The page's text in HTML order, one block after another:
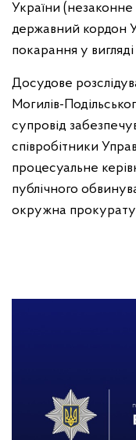
України
державний кордон
покарання у
Досудове
Могилів-
супровід
співробітники
процесуальне
публічного
окружна